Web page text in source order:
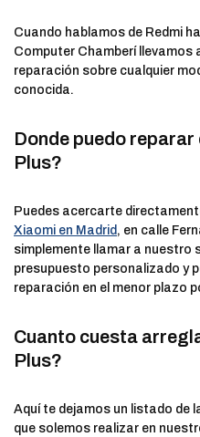
Cuando hablamos de Redmi
Computer Chamberí llevamos
reparación sobre cualquier
conocida.
Donde puedo
Plus?
Puedes acercarte
Xiaomi en Madrid, en calle
simplemente llamar a nuestro
presupuesto personalizado y
reparación en el menor plazo
Cuanto cuesta
Plus?
Aquí te dejamos un listado de
que solemos realizar en